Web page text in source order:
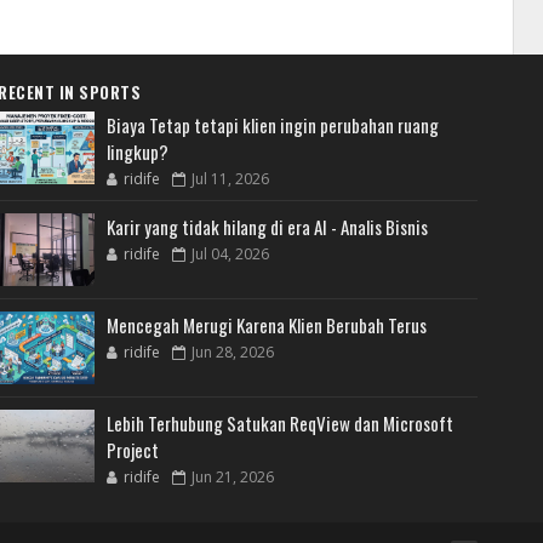
IN SPORTS
Biaya Tetap tetapi klien ingin perubahan ruang
lingkup?
ridife Jul 11, 2026
Karir yang tidak hilang di era AI - Analis Bisnis
ridife Jul 04, 2026
Mencegah Merugi Karena Klien Berubah Terus
ridife Jun 28, 2026
Lebih Terhubung Satukan ReqView dan Microsoft
Project
ridife Jun 21, 2026